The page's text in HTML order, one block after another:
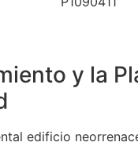
y la
edificio